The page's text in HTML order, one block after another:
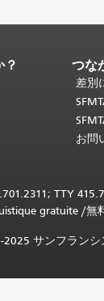
？ つな
差別
お問
TTY
gratuite /無
サンフランシ